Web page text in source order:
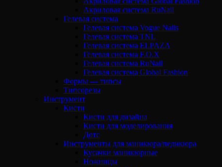
Акриловая система RuNail
Гелевая система
Гелевая система Vogue Nails
Гелевая система TNL
Гелевая система ELPAZA
Гелевая система F.O.X
Гелевая система RuNail
Гелевая система Global Fashion
Формы — типсы
Типсорезы
Инструмент
Кисти
Кисти для дизайна
Кисти для моделирования
Дотс
Инструменты для маникюра/педикюра
Кусачки маникюрные
Ножницы